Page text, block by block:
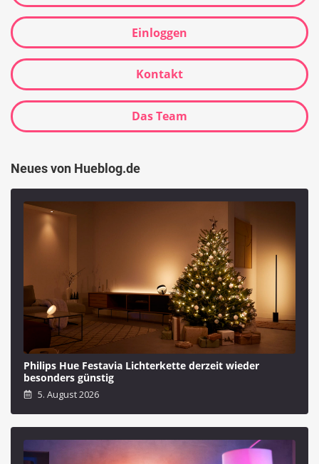
Einloggen
Kontakt
Das Team
Neues von Hueblog.de
Philips Hue Festavia Lichterkette derzeit wieder
besonders günstig
5. August 2026